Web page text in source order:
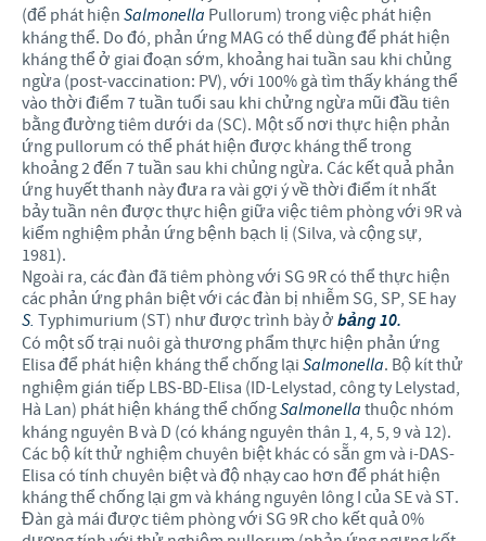
(để phát hiện Salmonella Pullorum) trong việc phát hiện
kháng thể. Do đó, phản ứng MAG có thể dùng để phát hiện
kháng thể ở giai đoạn sớm, khoảng hai tuần sau khi chủng
ngừa (post-vaccination: PV), với 100% gà tìm thấy kháng thể
vào thời điểm 7 tuần tuổi sau khi chửng ngừa mũi đầu tiên
bằng đường tiêm dưới da (SC). Một số nơi thực hiện phản
ứng pullorum có thể phát hiện được kháng thể trong
khoảng 2 đến 7 tuần sau khi chủng ngừa. Các kết quả phản
ứng huyết thanh này đưa ra vài gợi ý về thời điểm ít nhất
bảy tuần nên được thực hiện giữa việc tiêm phòng với 9R và
kiểm nghiệm phản ứng bệnh bạch lị (Silva, và cộng sự,
1981).
Ngoài ra, các đàn đã tiêm phòng với SG 9R có thể thực hiện
các phản ứng phân biệt với các đàn bị nhiễm SG, SP, SE hay
S. Typhimurium (ST) như được trình bày ở bảng 10.
Có một số trại nuôi gà thương phẩm thực hiện phản ứng
Elisa để phát hiện kháng thể chống lại Salmonella. Bộ kít thử
nghiệm gián tiếp LBS-BD-Elisa (ID-Lelystad, công ty Lelystad,
Hà Lan) phát hiện kháng thể chốngSalmonella thuộc nhóm
kháng nguyên B và D (có kháng nguyên thân 1, 4, 5, 9 và 12).
Các bộ kít thử nghiệm chuyên biệt khác có sẵn gm và i-DAS-
Elisa có tính chuyên biệt và độ nhạy cao hơn để phát hiện
kháng thể chống lại gm và kháng nguyên lông I của SE và ST.
Đàn gà mái được tiêm phòng với SG 9R cho kết quả 0%